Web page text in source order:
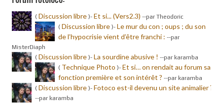
( Discussion libre )- Et si... (Vers2.3) --par Theodoric
( Discussion libre )- Le mur du con ; oups ; du son
de l’hypocrisie vient d’être franchi : --par
MisterDiaph
( Discussion libre )- La sourdine abusive ! --par karamba
( Technique Photo )- Et si… on rendait au forum sa
fonction première et son intérêt ? --par karamba
( Discussion libre )- Fotoco est-il devenu un site animalier ?
--par karamba